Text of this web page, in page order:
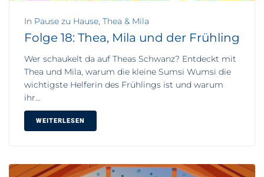
In Pause zu Hause, Thea & Mila
Folge 18: Thea, Mila und der Frühling
Wer schaukelt da auf Theas Schwanz? Entdeckt mit
Thea und Mila, warum die kleine Sumsi Wumsi die
wichtigste Helferin des Frühlings ist und warum
ihr...
WEITERLESEN